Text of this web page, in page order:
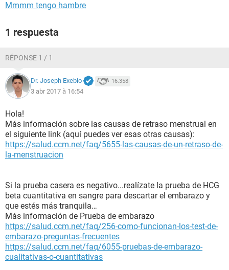
Mmmm tengo hambre
1 respuesta
RÉPONSE 1 / 1
Dr. Joseph Exebio 16.358
3 abr 2017 à 16:54
Hola!
Más información sobre las causas de retraso menstrual en
el siguiente link (aquí puedes ver esas otras causas):
https://salud.ccm.net/faq/5655-las-causas-de-un-retraso-de-
la-menstruacion
Si la prueba casera es negativo...realízate la prueba de HCG
beta cuantitativa en sangre para descartar el embarazo y
que estés más tranquila…
Más información de Prueba de embarazo
https://salud.ccm.net/faq/256-como-funcionan-los-test-de-
embarazo-preguntas-frecuentes
https://salud.ccm.net/faq/6055-pruebas-de-embarazo-
cualitativas-o-cuantitativas